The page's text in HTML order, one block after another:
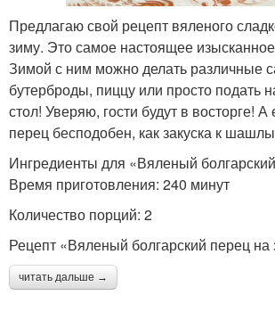
Предлагаю свой рецепт вяленого
зиму. Это самое настоящее
Зимой с ним можно делать различные
бутерброды, пиццу или просто подать
стол! Уверяю, гости будут в восторге!
перец бесподобен, как закуска к
Ингредиенты для «Вяленый
Время приготовления: 240 минут
Количество порций: 2
Рецепт «Вяленый болгарский перец на
читать дальше →